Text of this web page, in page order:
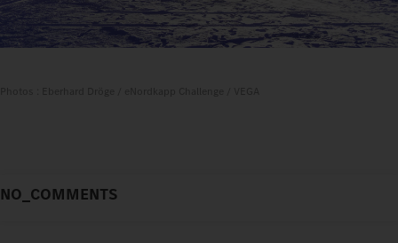
NO_COMMENTS